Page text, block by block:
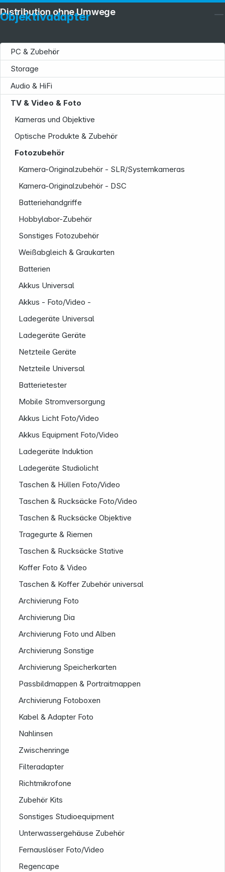
Objektivadapter
PC & Zubehör
Storage
Audio & HiFi
TV & Video & Foto
Kameras und Objektive
Optische Produkte & Zubehör
Fotozubehör
Kamera-Originalzubehör - SLR/Systemkameras
Kamera-Originalzubehör - DSC
Batteriehandgriffe
Hobbylabor-Zubehör
Sonstiges Fotozubehör
Weißabgleich & Graukarten
Batterien
Akkus Universal
Akkus - Foto/Video -
Ladegeräte Universal
Ladegeräte Geräte
Netzteile Geräte
Netzteile Universal
Batterietester
Mobile Stromversorgung
Akkus Licht Foto/Video
Akkus Equipment Foto/Video
Ladegeräte Induktion
Ladegeräte Studiolicht
Taschen & Hüllen Foto/Video
Taschen & Rucksäcke Foto/Video
Taschen & Rucksäcke Objektive
Tragegurte & Riemen
Taschen & Rucksäcke Stative
Koffer Foto & Video
Taschen & Koffer Zubehör universal
Archivierung Foto
Archivierung Dia
Archivierung Foto und Alben
Archivierung Sonstige
Archivierung Speicherkarten
Passbildmappen & Portraitmappen
Archivierung Fotoboxen
Kabel & Adapter Foto
Nahlinsen
Zwischenringe
Filteradapter
Richtmikrofone
Zubehör Kits
Sonstiges Studioequipment
Unterwassergehäuse Zubehör
Fernauslöser Foto/Video
Regencape
Distribution ohne Umwege
Service
Informationen